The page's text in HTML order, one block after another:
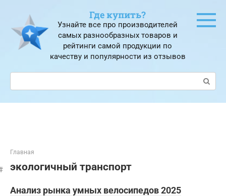
контенту
Где купить?
Узнайте все про производителей
самых разнообразных товаров и
рейтинги самой продукции по
качеству и популярности из отзывов
Поиск:
Главная
экологичный транспорт
Анализ рынка умных велосипедов 2025